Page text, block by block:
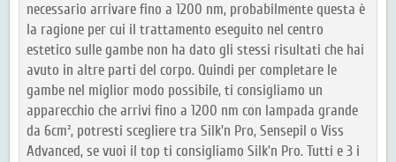
necessario arrivare fino a 1200 nm, probabilmente questa è
la ragione per cui il trattamento eseguito nel centro
estetico sulle gambe non ha dato gli stessi risultati che hai
avuto in altre parti del corpo. Quindi per completare le
gambe nel miglior modo possibile, ti consigliamo un
apparecchio che arrivi fino a 1200 nm con lampada grande
da 6cm², potresti scegliere tra Silk'n Pro, Sensepil o Viss
Advanced, se vuoi il top ti consigliamo Silk'n Pro. Tutti e 3 i